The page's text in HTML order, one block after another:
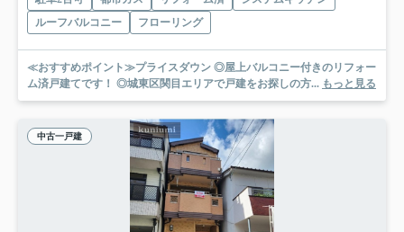
ルーフバルコニー
フローリング
≪おすすめポイント≫プライスダウン ◎屋上バルコニー付きのリフォー
ム済戸建てです！ ◎城東区関目エリアで戸建をお探しの方... もっと見る
中古一戸建